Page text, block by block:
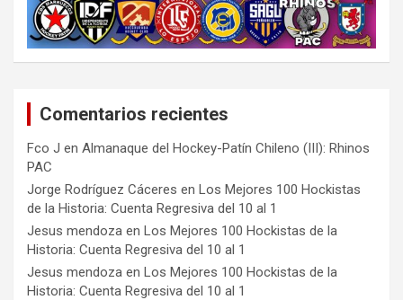
Comentarios recientes
Fco J en Almanaque del Hockey-Patín Chileno (III): Rhinos
PAC
Jorge Rodríguez Cáceres en Los Mejores 100 Hockistas
de la Historia: Cuenta Regresiva del 10 al 1
Jesus mendoza en Los Mejores 100 Hockistas de la
Historia: Cuenta Regresiva del 10 al 1
Jesus mendoza en Los Mejores 100 Hockistas de la
Historia: Cuenta Regresiva del 10 al 1